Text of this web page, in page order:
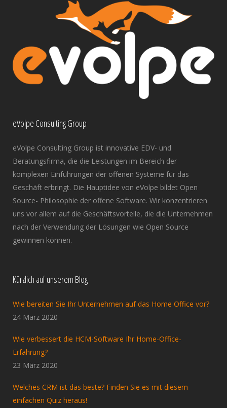
eVolpe Consulting Group
eVolpe Consulting Group ist innovative EDV- und
Beratungsfirma, die die Leistungen im Bereich der
komplexen Einführungen der offenen Systeme für das
Geschäft erbringt. Die Hauptidee von eVolpe bildet Open
Source- Philosophie der offene Software. Wir konzentrieren
uns vor allem auf die Geschäftsvorteile, die die Unternehmen
nach der Verwendung der Lösungen wie Open Source
gewinnen können.
Kürzlich auf unserem Blog
Wie bereiten Sie Ihr Unternehmen auf das Home Office vor?
24 März 2020
Wie verbessert die HCM-Software Ihr Home-Office-
Erfahrung?
23 März 2020
Welches CRM ist das beste? Finden Sie es mit diesem
einfachen Quiz heraus!